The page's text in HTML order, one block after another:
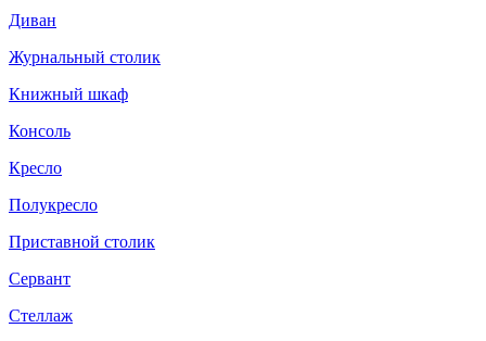
Диван
Журнальный столик
Книжный шкаф
Консоль
Кресло
Полукресло
Приставной столик
Сервант
Стеллаж